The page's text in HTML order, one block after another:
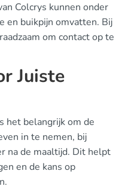
Colcrys kunnen onder
en buikpijn omvatten. Bij
om contact op te
Juiste
het belangrijk om de
in te nemen, bij
na de maaltijd. Dit helpt
en de kans op